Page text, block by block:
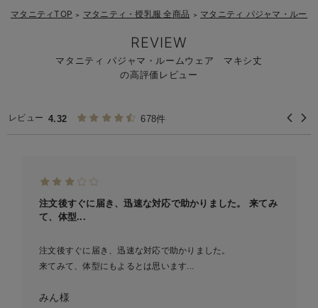
マタニティTOP ＞ マタニティ・授乳服 全商品 ＞ マタニティ パジャマ・ルーム
REVIEW
マタニティ パジャマ・ルームウェア マキシ丈
の高評価レビュー
レビュー 4.32 678件
注文後すぐに届き、迅速な対応で助かりました。 来てみ
て、体型...
注文後すぐに届き、迅速な対応で助かりました。
来てみて、体型にもよるとは思います...
みん様